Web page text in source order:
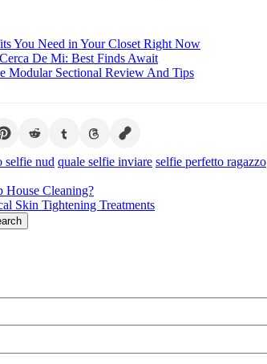
You Need in Your Closet Right Now
De Mi: Best Finds Await
Modular Sectional Review And Tips
selfie nud quale selfie inviare selfie perfetto ragazzo
House Cleaning?
Skin Tightening Treatments